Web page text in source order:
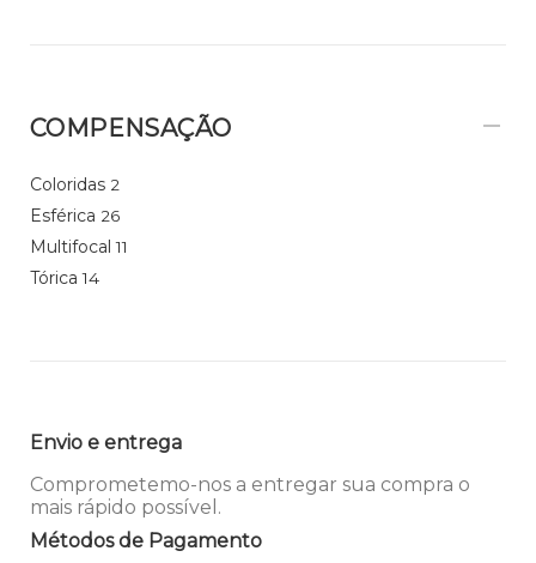
COMPENSAÇÃO
Coloridas 2
Esférica 26
Multifocal 11
Tórica 14
Envio e entrega
Comprometemo-nos a entregar sua compra o
mais rápido possível.
Métodos de Pagamento